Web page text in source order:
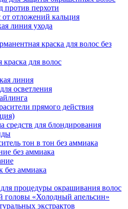
против перхоти
отложений кальция
линия ухода
краска для волос без
для волос
линия
осветления
прямого действия
средств для блондирования
тон в тон без аммиака
без аммиака
без аммиака
процедуры окрашивания волос
головы «Холодный апельсин»
экстрактов